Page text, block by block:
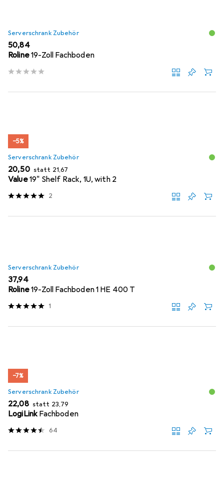
Serverschrank Zubehör
EUR
50,84
Roline19-Zoll Fachboden
−5%
Serverschrank Zubehör
EUR
20,50 statt EUR
21,67
Value19" Shelf Rack, 1U, with 2
2
Serverschrank Zubehör
EUR
37,94
Roline19-Zoll Fachboden 1 HE 400 T
1
−7%
Serverschrank Zubehör
EUR
22,08 statt EUR
23,79
LogiLinkFachboden
64